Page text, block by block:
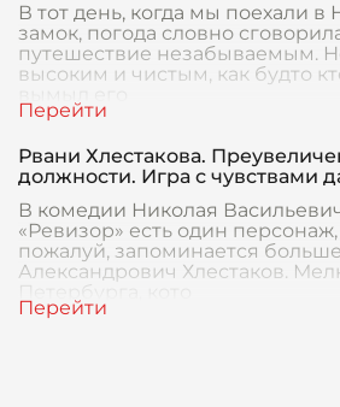
В тот день, когда мы поехали в
замок, погода словно
путешествие незабываемым.
высоким и чистым, как будто
Рвани Хлестакова.
должности. Игра с чувствами
В комедии Николая
«Ревизор» есть один
пожалуй, запоминается
Александрович Хлестаков.
Петербурга, кото